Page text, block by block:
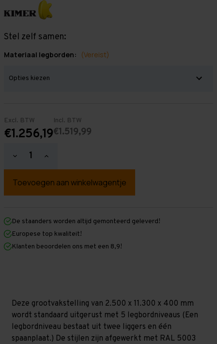
Stel zelf samen:
Materiaal legborden: (Vereist)
Excl. BTW
€1.256,19
Incl. BTW
€1.519,99
Hoeveelheid
verlagen
Grootvakstelling
mm
mm
x
400
mm
mm)
Hoeveelheid
verhogen
Grootvakstelling
mm
mm
400
mm
mm)
De staanders worden altijd gemonteerd geleverd!
Europese top kwaliteit!
Klanten beoordelen ons met een 8,9!
Deze grootvakstelling van 2.500 x 11.300 x 400 mm
wordt standaard uitgerust met 5 legbordniveaus (Een
legbordniveau bestaat uit twee liggers en één
spaanplaat.) De stijlen zijn afgewerkt met RAL 5003